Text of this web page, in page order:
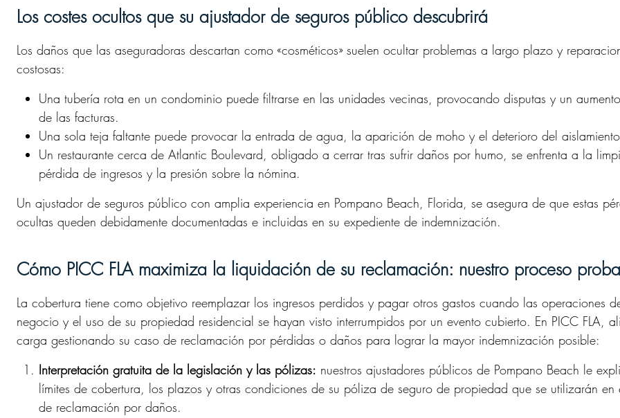
Los costes ocultos que su ajustador de seguros público descubrirá
Los daños que las aseguradoras descartan como «cosméticos» suelen ocultar problemas a largo plazo y
costosas:
Una tubería rota en un condominio puede filtrarse en las unidades vecinas, provocando disputas y un
de las facturas.
Una sola teja faltante puede provocar la entrada de agua, la aparición de moho y el deterioro del
Un restaurante cerca de Atlantic Boulevard, obligado a cerrar tras sufrir daños por humo, se enfrenta a la
pérdida de ingresos y la presión sobre la nómina.
Un ajustador de seguros público con amplia experiencia en Pompano Beach, Florida, se asegura de que estas
ocultas queden debidamente documentadas e incluidas en su expediente de indemnización.
Cómo PICC FLA maximiza la liquidación de su reclamación: nuestro proceso
La cobertura tiene como objetivo reemplazar los ingresos perdidos y pagar otros gastos cuando las operaciones
negocio y el uso de su propiedad residencial se hayan visto interrumpidos por un evento cubierto. En PICC FLA,
carga gestionando su caso de reclamación por pérdidas o daños para lograr la mayor indemnización posible:
Interpretación gratuita de la legislación y las pólizas: nuestros ajustadores públicos de Pompano Beach le
límites de cobertura, los plazos y otras condiciones de su póliza de seguro de propiedad que se utilizarán en
de reclamación por daños.